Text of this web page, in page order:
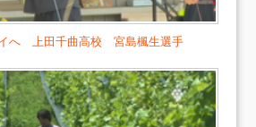
イへ 上田千曲高校 宮島楓生選手